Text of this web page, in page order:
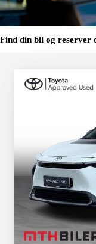
Find din bil og reserver